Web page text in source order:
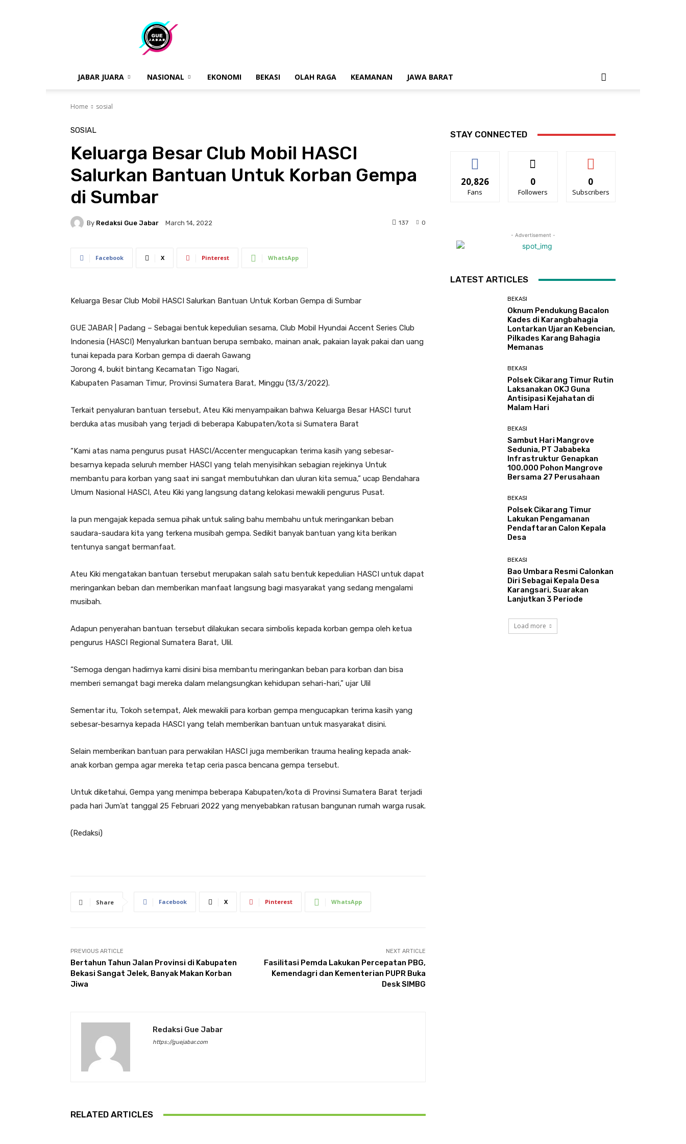
gue
jabar
JABAR JUARA NASIONAL EKONOMI BEKASI OLAH RAGA KEAMANAN JAWA BARAT
Home sosial
SOSIAL
Keluarga Besar Club Mobil HASCI
Salurkan Bantuan Untuk Korban Gempa
di Sumbar
By Redaksi Gue Jabar March 14, 2022 0
137
Facebook X Pinterest WhatsApp
Keluarga Besar Club Mobil HASCI Salurkan Bantuan Untuk Korban Gempa di Sumbar
GUE JABAR | Padang – Sebagai bentuk kepedulian sesama, Club Mobil Hyundai Accent Series Club
Indonesia (HASCI) Menyalurkan bantuan berupa sembako, mainan anak, pakaian layak pakai dan uang
tunai kepada para Korban gempa di daerah Gawang
Jorong 4, bukit bintang Kecamatan Tigo Nagari,
Kabupaten Pasaman Timur, Provinsi Sumatera Barat, Minggu (13/3/2022).
Terkait penyaluran bantuan tersebut, Ateu Kiki menyampaikan bahwa Keluarga Besar HASCI turut
berduka atas musibah yang terjadi di beberapa Kabupaten/kota si Sumatera Barat
“Kami atas nama pengurus pusat HASCI/Accenter mengucapkan terima kasih yang sebesar-
besarnya kepada seluruh member HASCI yang telah menyisihkan sebagian rejekinya Untuk
membantu para korban yang saat ini sangat membutuhkan dan uluran kita semua,” ucap Bendahara
Umum Nasional HASCI, Ateu Kiki yang langsung datang kelokasi mewakili pengurus Pusat.
Ia pun mengajak kepada semua pihak untuk saling bahu membahu untuk meringankan beban
saudara-saudara kita yang terkena musibah gempa. Sedikit banyak bantuan yang kita berikan
tentunya sangat bermanfaat.
Ateu Kiki mengatakan bantuan tersebut merupakan salah satu bentuk kepedulian HASCI untuk dapat
meringankan beban dan memberikan manfaat langsung bagi masyarakat yang sedang mengalami
musibah.
Adapun penyerahan bantuan tersebut dilakukan secara simbolis kepada korban gempa oleh ketua
pengurus HASCI Regional Sumatera Barat, Ulil.
“Semoga dengan hadirnya kami disini bisa membantu meringankan beban para korban dan bisa
memberi semangat bagi mereka dalam melangsungkan kehidupan sehari-hari,” ujar Ulil
Sementar itu, Tokoh setempat, Alek mewakili para korban gempa mengucapkan terima kasih yang
sebesar-besarnya kepada HASCI yang telah memberikan bantuan untuk masyarakat disini.
Selain memberikan bantuan para perwakilan HASCI juga memberikan trauma healing kepada anak-
anak korban gempa agar mereka tetap ceria pasca bencana gempa tersebut.
Untuk diketahui, Gempa yang menimpa beberapa Kabupaten/kota di Provinsi Sumatera Barat terjadi
pada hari Jum’at tanggal 25 Februari 2022 yang menyebabkan ratusan bangunan rumah warga rusak.
(Redaksi)
Share Facebook X Pinterest WhatsApp
PREVIOUS ARTICLE
Bertahun Tahun Jalan Provinsi di Kabupaten
Bekasi Sangat Jelek, Banyak Makan Korban
Jiwa
NEXT ARTICLE
Fasilitasi Pemda Lakukan Percepatan PBG,
Kemendagri dan Kementerian PUPR Buka
Desk SIMBG
Redaksi Gue Jabar
https://guejabar.com
RELATED ARTICLES
STAY CONNECTED
20,826
Fans
0
Followers
0
Subscribers
- Advertisement -
LATEST ARTICLES
BEKASI
Oknum Pendukung Bacalon
Kades di Karangbahagia
Lontarkan Ujaran Kebencian,
Pilkades Karang Bahagia
Memanas
BEKASI
Polsek Cikarang Timur Rutin
Laksanakan OKJ Guna
Antisipasi Kejahatan di
Malam Hari
BEKASI
Sambut Hari Mangrove
Sedunia, PT Jababeka
Infrastruktur Genapkan
100.000 Pohon Mangrove
Bersama 27 Perusahaan
BEKASI
Polsek Cikarang Timur
Lakukan Pengamanan
Pendaftaran Calon Kepala
Desa
BEKASI
Bao Umbara Resmi Calonkan
Diri Sebagai Kepala Desa
Karangsari, Suarakan
Lanjutkan 3 Periode
Load more